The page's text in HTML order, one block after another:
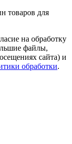
товаров для
на обработку
файлы,
сайта) и
обработки.